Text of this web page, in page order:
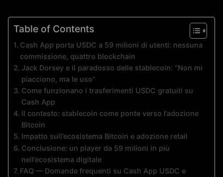
Table of Contents
Cash App porta USDC a 59 milioni di utenti: nessuna
commissione, quattro blockchain
Jack Dorsey e il paradosso delle stablecoin: “Non mi
piacciono, ma le uso”
Come funzionano i trasferimenti USDC gratuiti su
Cash App
Il contesto: stablecoin come ponte verso l’adozione
Bitcoin
Impatto sull’ecosistema Bitcoin e adozione retail
Conclusione: un player da 59 milioni in più
nell’ecosistema digitale
FAQ — Domande frequenti su Cash App USDC e